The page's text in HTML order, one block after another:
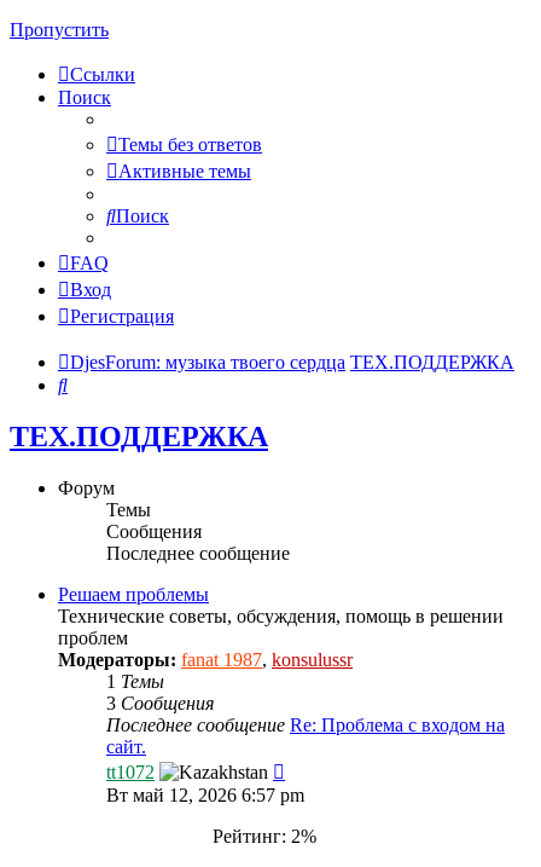
Пропустить
Ссылки
Поиск
Темы без ответов
Активные темы
Поиск
FAQ
Вход
Регистрация
DjesForum: музыка твоего сердца ТЕХ.ПОДДЕРЖКА
Поиск
ТЕХ.ПОДДЕРЖКА
Форум
Темы
Сообщения
Последнее сообщение
Решаем проблемы
Технические советы, обсуждения, помощь в решении
проблем
Модераторы: fanat 1987, konsulussr
1 Темы
3 Сообщения
Последнее сообщение Re: Проблема с входом на
сайт.
tt1072
к
последнему
сообщению
Вт май 12, 2026 6:57 pm
Рейтинг: 2%